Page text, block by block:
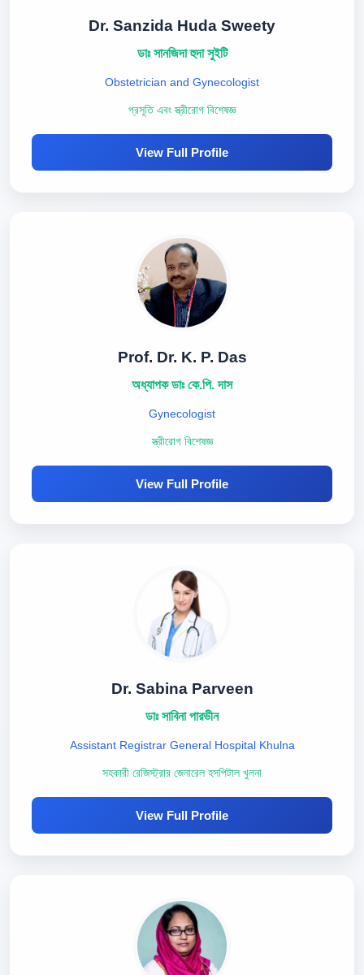
Dr. Sanzida Huda Sweety
ডাঃ সানজিদা হুদা সুইটি
Obstetrician and Gynecologist
প্রসূতি এবং স্ত্রীরোগ বিশেষজ্ঞ
View Full Profile
Prof. Dr. K. P. Das
অধ্যাপক ডাঃ কে.পি. দাস
Gynecologist
স্ত্রীরোগ বিশেষজ্ঞ
View Full Profile
Dr. Sabina Parveen
ডাঃ সাবিনা পারভীন
Assistant Registrar General Hospital Khulna
সহকারী রেজিস্ট্রার জেনারেল হসপিটাল খুলনা
View Full Profile